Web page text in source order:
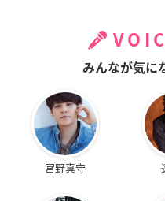
みんなが気に
宮野真守